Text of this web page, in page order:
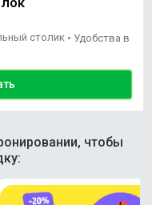
столик • Удобства в
чтобы